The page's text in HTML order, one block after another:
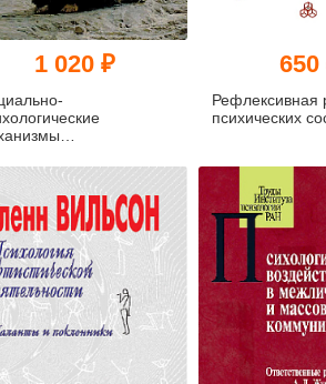
1 020 ₽ 650
Рефлексивная
психических